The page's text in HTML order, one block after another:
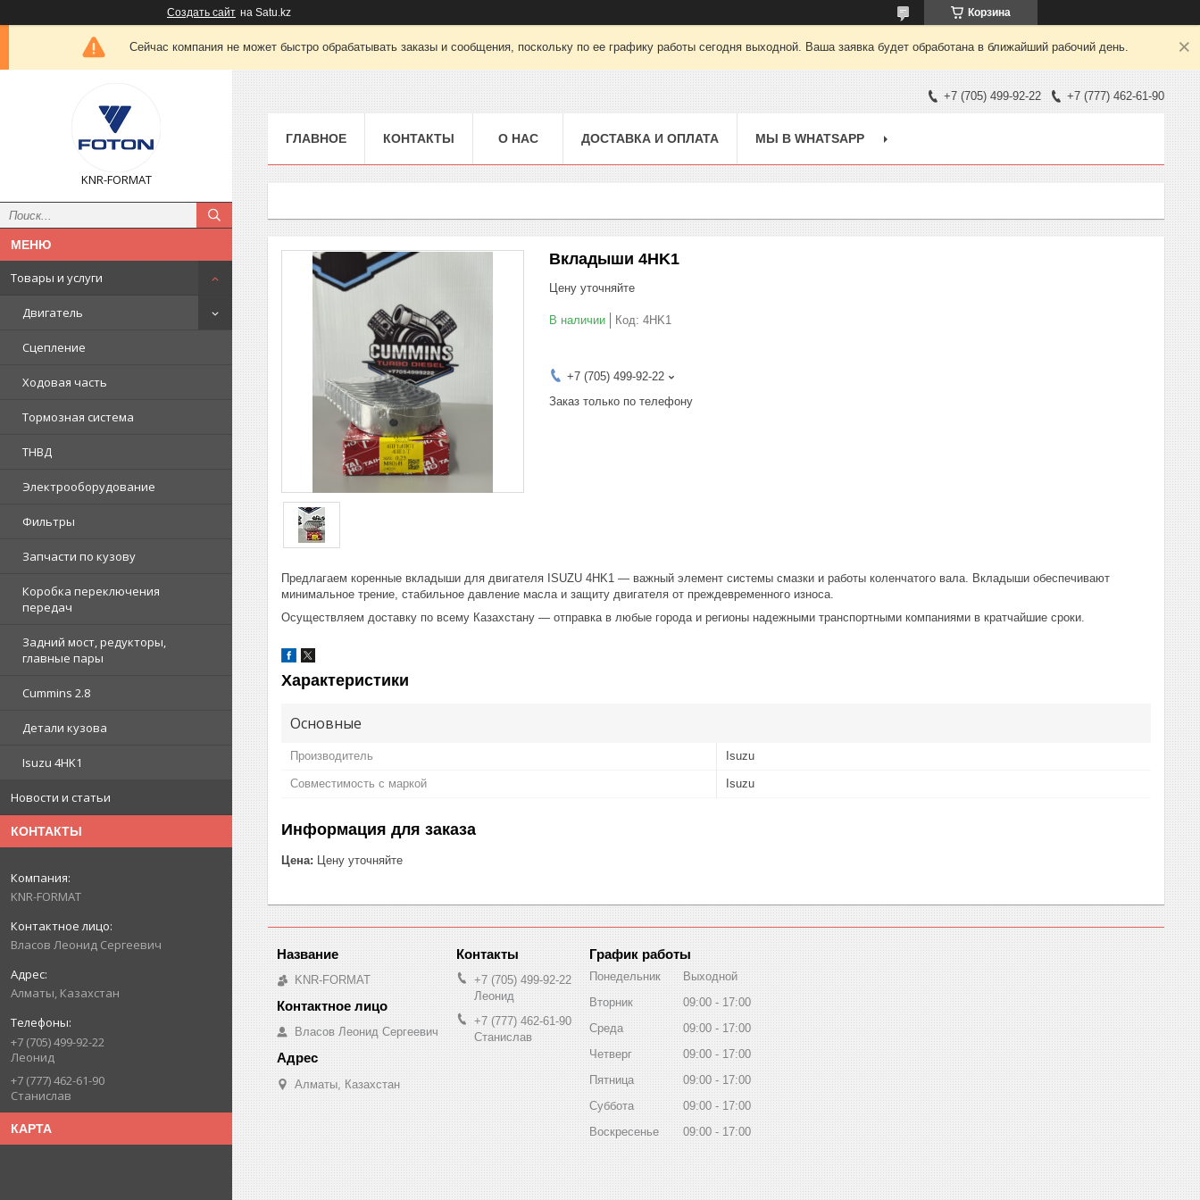
Создать сайт на Satu.kz Корзина
Сейчас компания не может быстро обрабатывать заказы и сообщения, поскольку по ее графику работы сегодня выходной. Ваша заявка будет обработана в ближайший рабочий день.
KNR-FORMAT
Товары и услуги
Двигатель
Сцепление
Ходовая часть
Тормозная система
ТНВД
Электрооборудование
Фильтры
Запчасти по кузову
Коробка переключения
передач
Задний мост, редукторы,
главные пары
Cummins 2.8
Детали кузова
Isuzu 4HK1
Новости и статьи
КОНТАКТЫ
KNR-FORMAT
Власов Леонид Сергеевич
Алматы, Казахстан
+7 (705) 499-92-22
Леонид
+7 (777) 462-61-90
Станислав
КАРТА
+7 (705) 499-92-22 +7 (777) 462-61-90
ГЛАВНОЕ КОНТАКТЫ О НАС ДОСТАВКА И ОПЛАТА МЫ В WHATSAPP
Вкладыши 4HK1
Цену уточняйте
В наличии Код: 4HK1
+7 (705) 499-92-22
Заказ только по телефону
Предлагаем коренные вкладыши для двигателя ISUZU 4HK1 — важный элемент системы смазки и работы коленчатого вала. Вкладыши обеспечивают
минимальное трение, стабильное давление масла и защиту двигателя от преждевременного износа.
Осуществляем доставку по всему Казахстану — отправка в любые города и регионы надежными транспортными компаниями в кратчайшие сроки.
Характеристики
Основные
Производитель Isuzu
Совместимость с маркой Isuzu
Информация для заказа
Цена: Цену уточняйте
KNR-FORMAT
Власов Леонид Сергеевич
Алматы, Казахстан
+7 (705) 499-92-22
Леонид
+7 (777) 462-61-90
Станислав
График работы
Понедельник
Выходной
Вторник
09:00
17:00
Среда
09:00
17:00
Четверг
09:00
17:00
Пятница
09:00
17:00
Суббота
09:00
17:00
Воскресенье
09:00 17:00